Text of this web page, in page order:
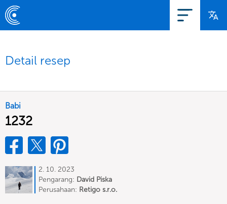
Detail resep
Babi
1232
2. 10. 2023
Pengarang: David Piska
Perusahaan: Retigo s.r.o.